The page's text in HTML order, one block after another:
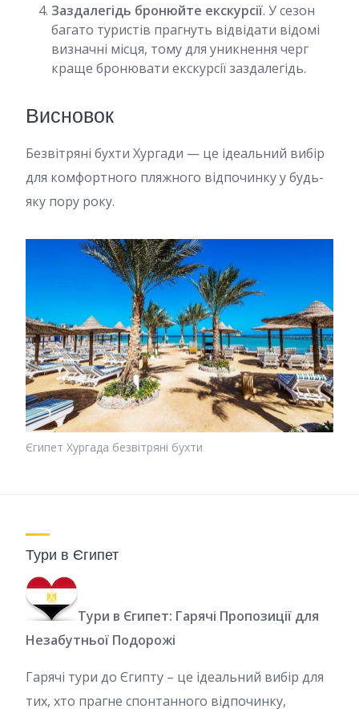
Заздалегідь бронюйте екскурсії. У сезон
багато туристів прагнуть відвідати відомі
визначні місця, тому для уникнення черг
краще бронювати екскурсії заздалегідь.
Висновок
Безвітряні бухти Хургади — це ідеальний вибір
для комфортного пляжного відпочинку у будь-
яку пору року.
Єгипет Хургада безвітряні бухти
Тури в Єгипет
Тури в Єгипет: Гарячі Пропозиції для
Незабутньої Подорожі
Гарячі тури до Єгипту – це ідеальний вибір для
тих, хто прагне спонтанного відпочинку,